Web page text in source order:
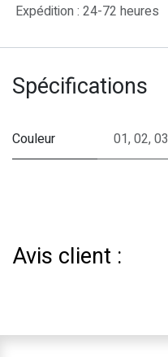
Expédition : 24-72 heures
Spécifications
Couleur 01,02,03
Avis client :